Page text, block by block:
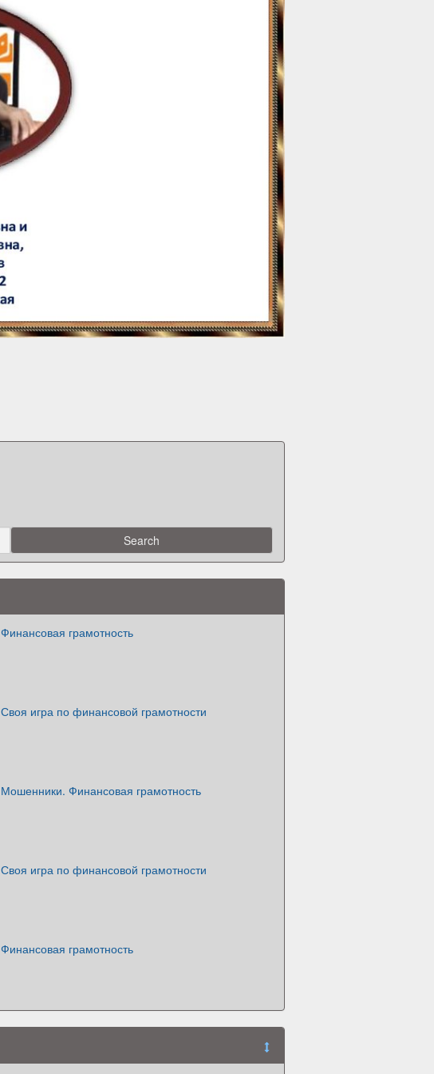
Финансовая грамотность
Своя игра по финансовой грамотности
Мошенники. Финансовая грамотность
Своя игра по финансовой грамотности
Финансовая грамотность